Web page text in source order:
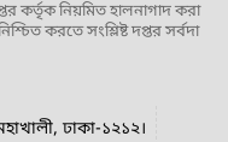
কর্তৃক নিয়মিত হালনাগাদ করা
করতে সংশ্লিষ্ট দপ্তর সর্বদা
ঢাকা-১২১২।